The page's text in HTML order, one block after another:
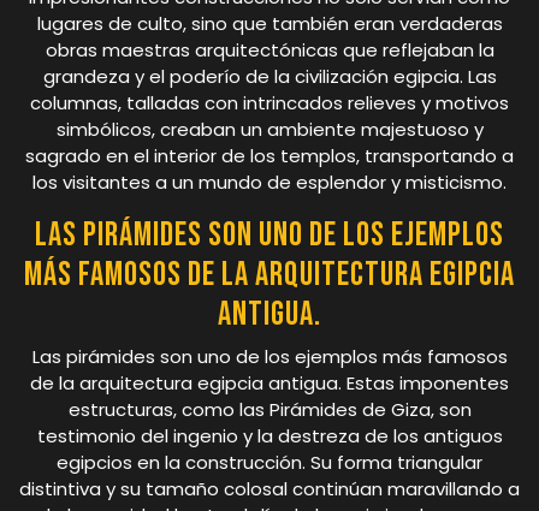
lugares de culto, sino que también eran verdaderas
obras maestras arquitectónicas que reflejaban la
grandeza y el poderío de la civilización egipcia. Las
columnas, talladas con intrincados relieves y motivos
simbólicos, creaban un ambiente majestuoso y
sagrado en el interior de los templos, transportando a
los visitantes a un mundo de esplendor y misticismo.
Las pirámides son uno de los ejemplos
más famosos de la arquitectura egipcia
antigua.
Las pirámides son uno de los ejemplos más famosos
de la arquitectura egipcia antigua. Estas imponentes
estructuras, como las Pirámides de Giza, son
testimonio del ingenio y la destreza de los antiguos
egipcios en la construcción. Su forma triangular
distintiva y su tamaño colosal continúan maravillando a